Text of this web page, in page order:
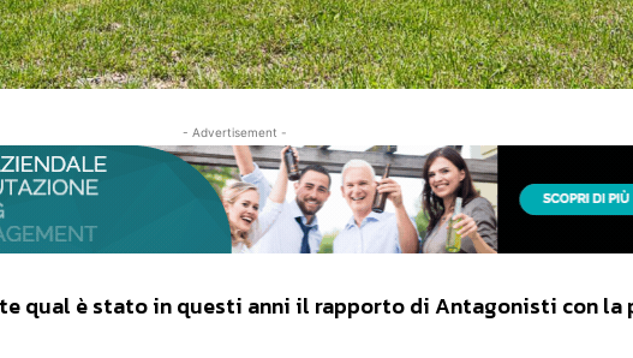
- Advertisement -
qual è stato in questi anni il rapporto di Antagonisti con la